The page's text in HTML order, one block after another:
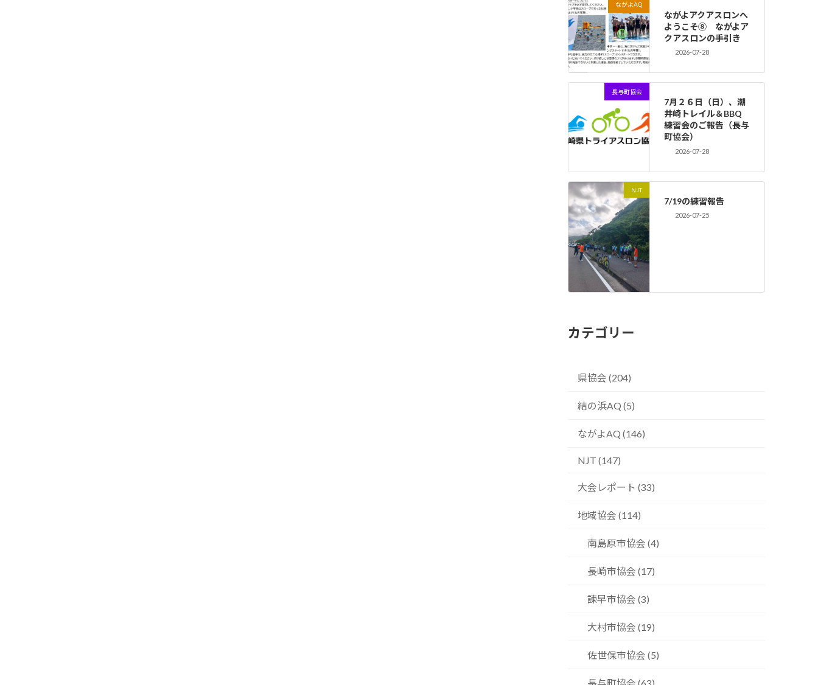
ながよAQ
ながよアクアスロンへ
ようこそ⑧ ながよア
クアスロンの手引き
2026-07-28
長与町協会
7月２６日（日）、潮
井崎トレイル＆BBQ
練習会のご報告（長与
町協会）
2026-07-28
NJT
7/19の練習報告
2026-07-25
カテゴリー
県協会 (204)
結の浜AQ (5)
ながよAQ (146)
NJT (147)
大会レポート (33)
地域協会 (114)
南島原市協会 (4)
長崎市協会 (17)
諫早市協会 (3)
大村市協会 (19)
佐世保市協会 (5)